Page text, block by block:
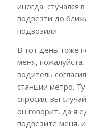
иногда стучался
подвезти до
подвозили.
В тот день тоже
меня,
водитель
станции метро.
спросил, вы
он говорит, да я
подвезите меня,